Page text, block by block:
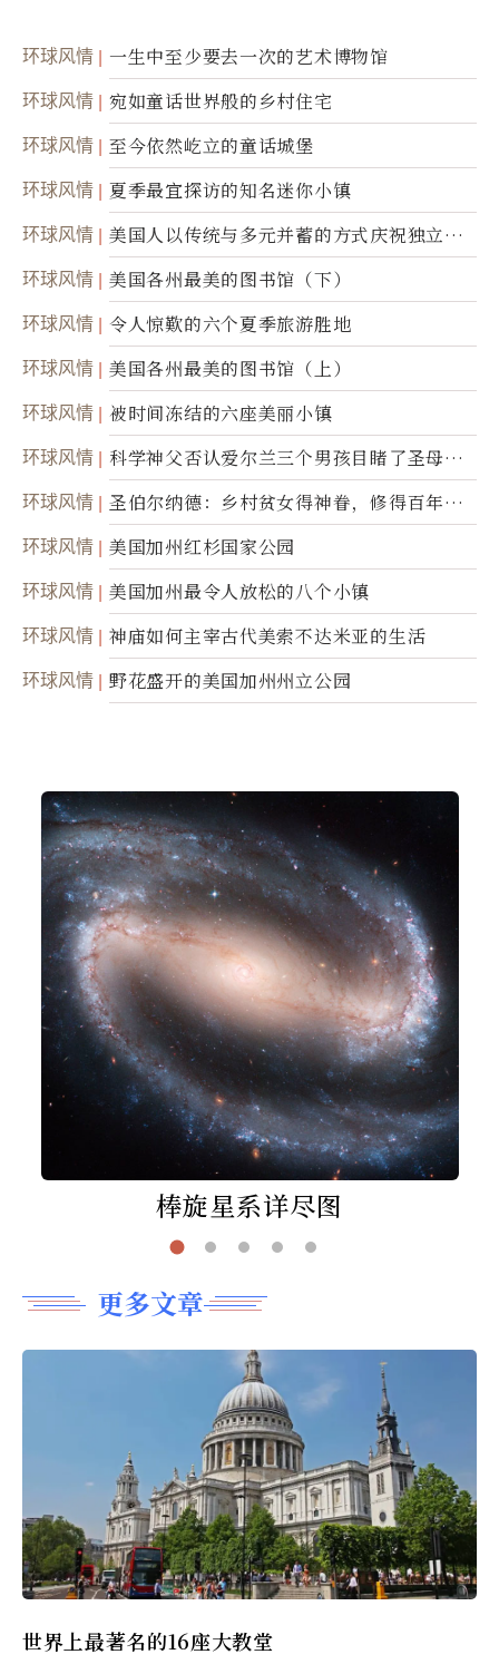
环球风情 一生中至少要去一次的艺术博物馆
环球风情 宛如童话世界般的乡村住宅
环球风情 至今依然屹立的童话城堡
环球风情 夏季最宜探访的知名迷你小镇
环球风情
美国人以传统与多元并蓄的方式庆祝独立日2
50周年
环球风情 美国各州最美的图书馆（下）
环球风情 令人惊歎的六个夏季旅游胜地
环球风情 美国各州最美的图书馆（上）
环球风情 被时间冻结的六座美丽小镇
环球风情
科学神父否认爱尔兰三个男孩目睹了圣母显
灵
环球风情
圣伯尔纳德：乡村贫女得神眷，修得百年不
腐身
环球风情 美国加州红杉国家公园
环球风情 美国加州最令人放松的八个小镇
环球风情 神庙如何主宰古代美索不达米亚的生活
环球风情 野花盛开的美国加州州立公园
棒旋星系详尽图
更多文章
世界上最著名的16座大教堂